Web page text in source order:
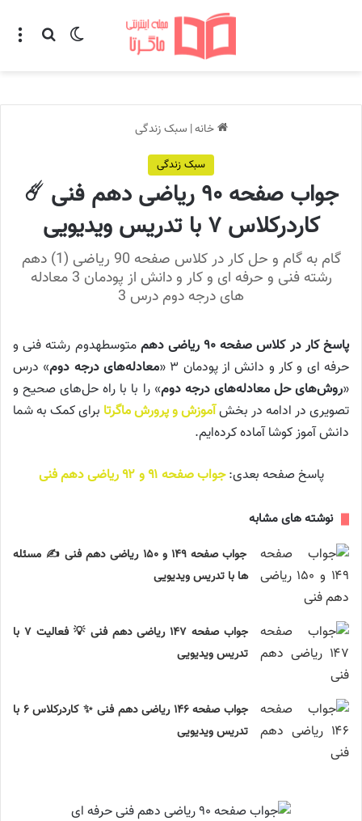
تغییر پوسته
خانه| سبک زندگی
سبک زندگی
جواب صفحه ۹۰ ریاضی دهم فنی ☄️
کاردرکلاس ۷ با تدریس ویدیویی
گام به گام و حل کار در کلاس صفحه 90 ریاضی (1) دهم
رشته فنی و حرفه ای و کار و دانش از پودمان 3 معادله
های درجه دوم درس 3
پاسخ کار در کلاس صفحه ۹۰ ریاضی دهم
متوسطهدوم رشته فنی و
حرفه ای و کار و دانش از پودمان ۳ «
معادله‌های درجه دوم» درس
«روش‌های حل معادله‌های درجه دوم» را با با راه حل‌های صحیح و
تصویری در ادامه در بخشآموزش و پرورش ماگرتا برای کمک به شما
دانش آموز کوشا آماده کرده‌ایم.
پاسخ صفحه بعدی:جواب صفحه ۹۱ و ۹۲ ریاضی دهم فنی
نوشته های مشابه
جواب صفحه ۱۴۹ و ۱۵۰ ریاضی دهم فنی ✍️ مسئله
ها با تدریس ویدیویی
جواب صفحه ۱۴۷ ریاضی دهم فنی 💡 فعالیت ۷ با
تدریس ویدیویی
جواب صفحه ۱۴۶ ریاضی دهم فنی ✨ کاردرکلاس ۶ با
تدریس ویدیویی